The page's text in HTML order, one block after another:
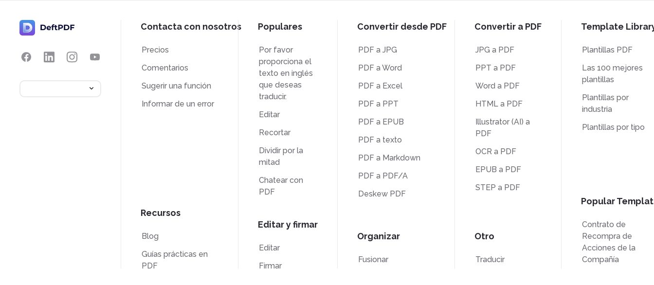
Contacta con nosotros
Precios
Comentarios
Sugerir una función
Informar de un error
Recursos
Blog
Guías prácticas en
PDF
Populares
Por favor
proporciona el
texto en inglés
que deseas
traducir.
Editar
Recortar
Dividir por la
mitad
Chatear con
PDF
Editar y firmar
Editar
Firmar
Convertir desde PDF
PDF a JPG
PDF a Word
PDF a Excel
PDF a PPT
PDF a EPUB
PDF a texto
PDF a Markdown
PDF a PDF/A
Deskew PDF
Organizar
Fusionar
Convertir a PDF
JPG a PDF
PPT a PDF
Word a PDF
HTML a PDF
Illustrator (AI) a
PDF
OCR a PDF
EPUB a PDF
STEP a PDF
Otro
Traducir
Template
Plantillas PDF
Las 100 mejores
plantillas
Plantillas por
industria
Plantillas por tipo
Popular
Contrato de
Recompra de
Acciones de la
Compañía